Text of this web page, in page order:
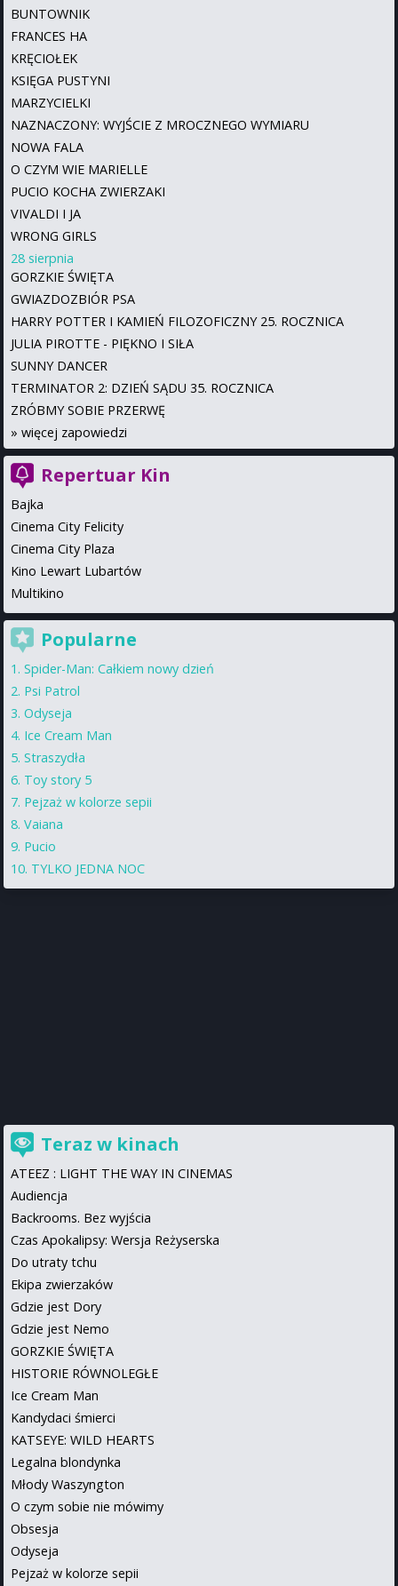
BUNTOWNIK
FRANCES HA
KRĘCIOŁEK
KSIĘGA PUSTYNI
MARZYCIELKI
NAZNACZONY: WYJŚCIE Z MROCZNEGO WYMIARU
NOWA FALA
O CZYM WIE MARIELLE
PUCIO KOCHA ZWIERZAKI
VIVALDI I JA
WRONG GIRLS
28 sierpnia
GORZKIE ŚWIĘTA
GWIAZDOZBIÓR PSA
HARRY POTTER I KAMIEŃ FILOZOFICZNY 25. ROCZNICA
JULIA PIROTTE - PIĘKNO I SIŁA
SUNNY DANCER
TERMINATOR 2: DZIEŃ SĄDU 35. ROCZNICA
ZRÓBMY SOBIE PRZERWĘ
» więcej zapowiedzi
Repertuar Kin
Bajka
Cinema City Felicity
Cinema City Plaza
Kino Lewart Lubartów
Multikino
Popularne
Spider-Man: Całkiem nowy dzień
Psi Patrol
Odyseja
Ice Cream Man
Straszydła
Toy story 5
Pejzaż w kolorze sepii
Vaiana
Pucio
TYLKO JEDNA NOC
Teraz w kinach
ATEEZ : LIGHT THE WAY IN CINEMAS
Audiencja
Backrooms. Bez wyjścia
Czas Apokalipsy: Wersja Reżyserska
Do utraty tchu
Ekipa zwierzaków
Gdzie jest Dory
Gdzie jest Nemo
GORZKIE ŚWIĘTA
HISTORIE RÓWNOLEGŁE
Ice Cream Man
Kandydaci śmierci
KATSEYE: WILD HEARTS
Legalna blondynka
Młody Waszyngton
O czym sobie nie mówimy
Obsesja
Odyseja
Pejzaż w kolorze sepii